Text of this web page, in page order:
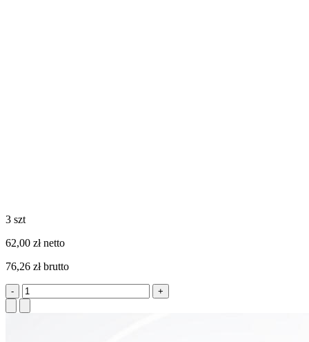
3 szt
62,00 zł netto
76,26 zł brutto
- +